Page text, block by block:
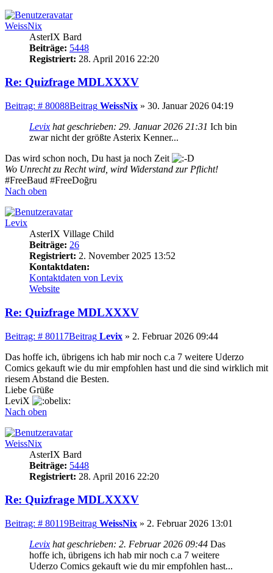
WeissNix
AsterIX Bard
Beiträge: 5448
Registriert: 28. April 2016 22:20
Re: Quizfrage MDLXXXV
Beitrag: # 80088Beitrag WeissNix » 30. Januar 2026 04:19
Levix hat geschrieben: 29. Januar 2026 21:31 Ich bin
zwar nicht der größte Asterix Kenner...
Das wird schon noch, Du hast ja noch Zeit
Wo Unrecht zu Recht wird, wird Widerstand zur Pflicht!
#FreeBaud #FreeDoğru
Nach oben
Levix
AsterIX Village Child
Beiträge: 26
Registriert: 2. November 2025 13:52
Kontaktdaten:
Kontaktdaten von Levix
Website
Re: Quizfrage MDLXXXV
Beitrag: # 80117Beitrag Levix » 2. Februar 2026 09:44
Das hoffe ich, übrigens ich hab mir noch c.a 7 weitere Uderzo
Comics gekauft wie du mir empfohlen hast und die sind wirklich mit
riesem Abstand die Besten.
Liebe Grüße
LeviX
Nach oben
WeissNix
AsterIX Bard
Beiträge: 5448
Registriert: 28. April 2016 22:20
Re: Quizfrage MDLXXXV
Beitrag: # 80119Beitrag WeissNix » 2. Februar 2026 13:01
Levix hat geschrieben: 2. Februar 2026 09:44 Das
hoffe ich, übrigens ich hab mir noch c.a 7 weitere
Uderzo Comics gekauft wie du mir empfohlen hast...